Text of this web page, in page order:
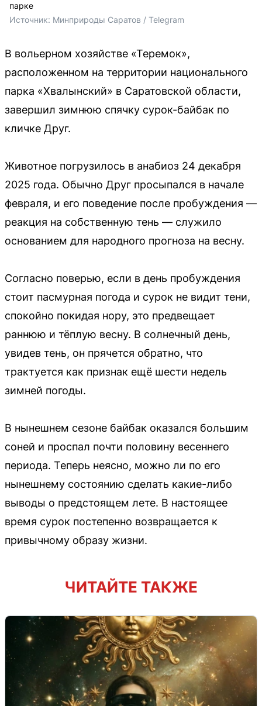
парке
Источник: Минприроды Саратов / Telegram
В вольерном хозяйстве «Теремок»,
расположенном на территории национального
парка «Хвалынский» в Саратовской области,
завершил зимнюю спячку сурок-байбак по
кличке Друг.
Животное погрузилось в анабиоз 24 декабря
2025 года. Обычно Друг просыпался в начале
февраля, и его поведение после пробуждения —
реакция на собственную тень — служило
основанием для народного прогноза на весну.
Согласно поверью, если в день пробуждения
стоит пасмурная погода и сурок не видит тени,
спокойно покидая нору, это предвещает
раннюю и тёплую весну. В солнечный день,
увидев тень, он прячется обратно, что
трактуется как признак ещё шести недель
зимней погоды.
В нынешнем сезоне байбак оказался большим
соней и проспал почти половину весеннего
периода. Теперь неясно, можно ли по его
нынешнему состоянию сделать какие-либо
выводы о предстоящем лете. В настоящее
время сурок постепенно возвращается к
привычному образу жизни.
ЧИТАЙТЕ ТАКЖЕ